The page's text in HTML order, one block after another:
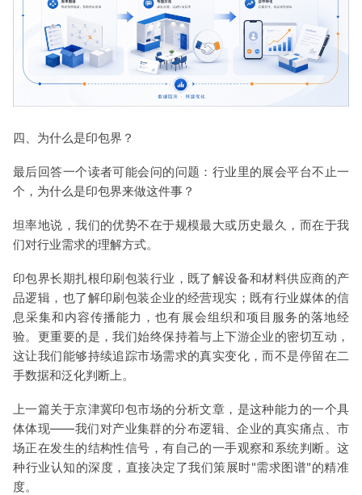
四、为什么是印包界？
最后回答一个读者可能会问的问题：行业里的展会平台不止一
个，为什么是印包界来做这件事？
坦率地说，我们的优势不在于规模最大或历史最久，而在于我
们对行业需求的理解方式。
印包界长期扎根印刷包装行业，既了解设备和材料供应商的产
品逻辑，也了解印刷包装企业的经营现实；既有行业媒体的信
息采集和内容传播能力，也有展会组织和项目服务的落地经
验。更重要的是，我们始终保持着与上下游企业的密切互动，
这让我们能够持续追踪市场需求的真实变化，而不是停留在二
手数据和泛化判断上。
上一篇关于京津冀印包市场的分析文章，是这种能力的一个具
体体现——我们对产业集群的分布逻辑、企业的真实痛点、市
场正在发生的结构性信号，有自己的一手观察和系统判断。这
种行业认知的深度，直接决定了我们策展时"需求图谱"的精准
度。